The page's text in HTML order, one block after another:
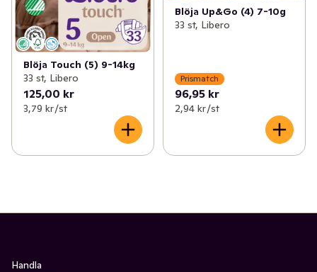
Blöja Touch (5) 9-14kg
33 st, Libero
125,00 kr
3,79 kr /st
Blöja Up&Go (4) 7-10g
33 st, Libero
Prismatch
96,95 kr
2,94 kr /st
Handla